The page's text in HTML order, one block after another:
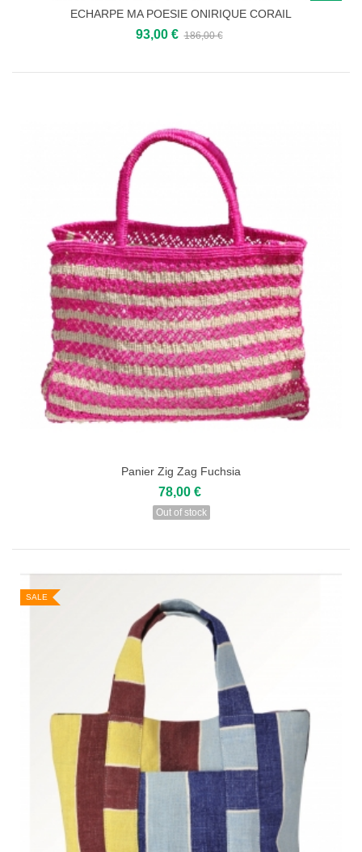
ECHARPE MA POESIE ONIRIQUE CORAIL
93,00 € 186,00 €
Panier Zig Zag Fuchsia
78,00 €
Out of stock
SALE